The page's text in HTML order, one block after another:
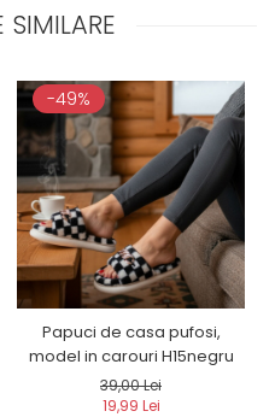
SIMILARE
-49%
Papuci de casa pufosi,
model in carouri H15negru
39,00 Lei
19,99 Lei